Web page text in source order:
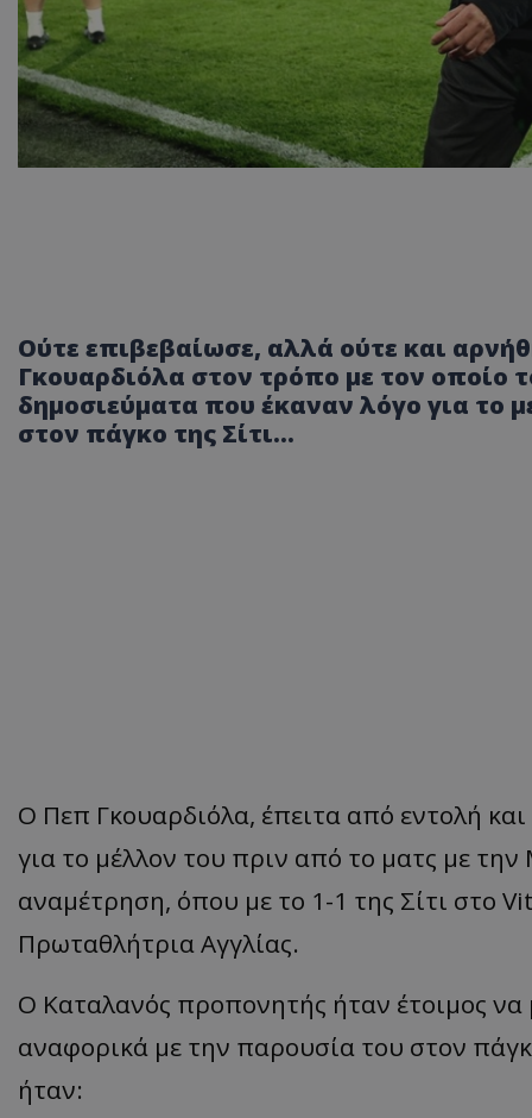
Ούτε επιβεβαίωσε, αλλά ούτε και
Γκουαρδιόλα στον τρόπο με τον οποίο
δημοσιεύματα που έκαναν λόγο για το
στον πάγκο της Σίτι...
Ο Πεπ Γκουαρδιόλα, έπειτα από εντολή και
για το μέλλον του πριν από το ματς με την
αναμέτρηση, όπου με το 1-1 της Σίτι στο
Πρωταθλήτρια Αγγλίας.
Ο Καταλανός προπονητής ήταν έτοιμος να
αναφορικά με την παρουσία του στον
ήταν: